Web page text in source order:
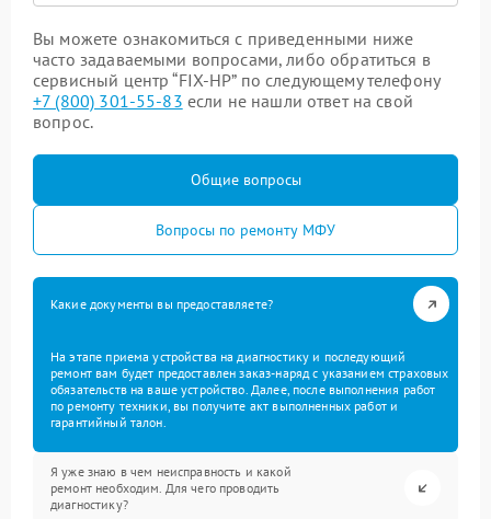
Вы можете ознакомиться с приведенными ниже
часто задаваемыми вопросами, либо обратиться в
сервисный центр “FIX-HP” по следующему телефону
+7 (800) 301-55-83 если не нашли ответ на свой
вопрос.
Общие вопросы
Вопросы по ремонту МФУ
Какие документы вы предоставляете?
На этапе приема устройства на диагностику и последующий
ремонт вам будет предоставлен заказ-наряд с указанием страховых
обязательств на ваше устройство. Далее, после выполнения работ
по ремонту техники, вы получите акт выполненных работ и
гарантийный талон.
Я уже знаю в чем неисправность и какой
ремонт необходим. Для чего проводить
диагностику?